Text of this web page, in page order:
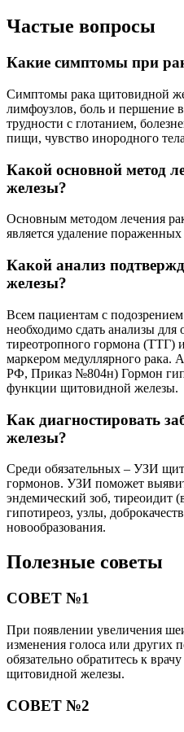
Частые вопросы
Какие симптомы при
Симптомы рака щитовидной
лимфоузлов, боль и першение в
трудности с глотанием,
пищи, чувство инородного
Какой основной метод
железы?
Основным методом лечения
является удаление пораженных
Какой анализ
железы?
Всем пациентам с
необходимо сдать анализы для
тиреотропного гормона (ТТГ)
маркером медуллярного рака.
РФ, Приказ №804н) Гормон
функции щитовидной железы.
Как диагностировать
железы?
Среди обязательных – УЗИ
гормонов. УЗИ поможет
эндемический зоб, тиреоидит
гипотиреоз, узлы,
новообразования.
Полезные советы
СОВЕТ №1
При появлении увеличения
изменения голоса или других
обязательно обратитесь к
щитовидной железы.
СОВЕТ №2